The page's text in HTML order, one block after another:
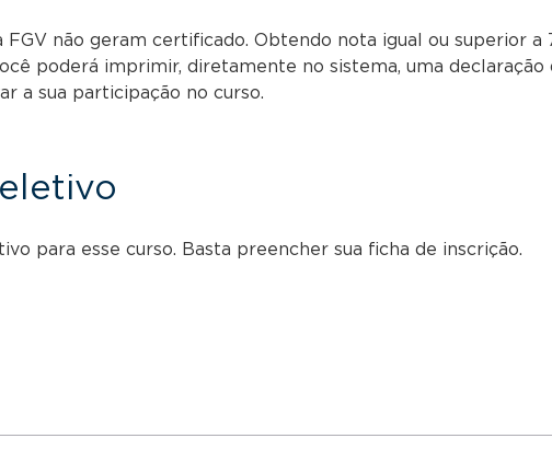
FGV não geram certificado. Obtendo nota igual ou superior a
poderá imprimir, diretamente no sistema, uma declaração
a sua participação no curso.
para esse curso. Basta preencher sua ficha de inscrição.